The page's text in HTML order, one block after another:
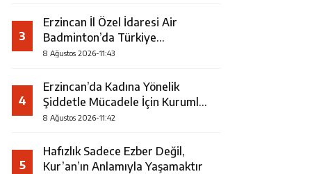
3
Erzincan İl Özel İdaresi Air
Badminton’da Türkiye
Şampiyonu Oldu
8 Ağustos 2026-11:43
4
Erzincan’da Kadına Yönelik
Şiddetle Mücadele İçin Kurumlar
Bir Araya Geldi
8 Ağustos 2026-11:42
5
Hafızlık Sadece Ezber Değil,
Kur’an’ın Anlamıyla Yaşamaktır